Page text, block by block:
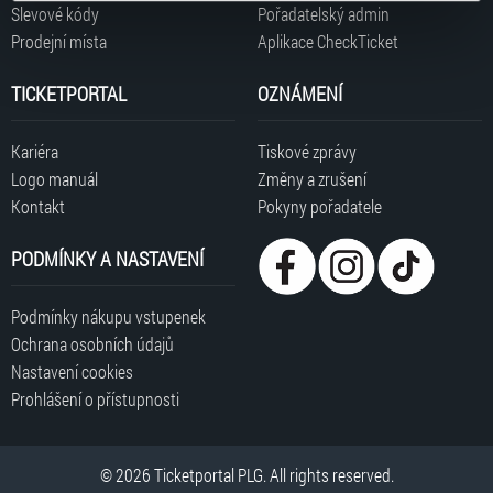
typy cookies používáme, naleznete níže. Možnosti
zpracování upravíte zaškrtnutím příslušné varianty. Svoji
„Cookies a jejich nastavení“.
Slevové kódy
Prodejní místa
Pořadatelský admin
Aplikace CheckTicket
TICKETPORTAL
Kariéra
Logo manuál
Kontakt
OZNÁMENÍ
Tiskové zprávy
Změny a zrušení
Pokyny pořadatele
PODMÍNKY A NASTAVENÍ
Podmínky nákupu vstupenek
Ochrana osobních údajů
Nastavení cookies
Prohlášení o přístupnosti
© 2026 Ticketportal PLG. All rights reserved.